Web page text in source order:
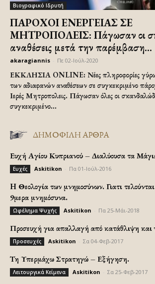
Βιογραφικό Ιδρυτή
ΠΑΡΟΧΟΙ ΕΝΕΡΓΕΙΑΣ ΣΕ
ΜΗΤΡΟΠΟΛΕΙΣ: Πάγωσαν οι
αναθέσεις μετά την παρέμβαση...
akaragiannis Πε 02-Ιούλ-2020
ΕΚΚΛΗΣΙΑ ONLINE: Νέες πληροφορίες
των αδιαφανών αναθέσεων σε συγκεκριμένο
Ιερές Μητροπολεις. Πάγωσαν όλες οι
συγκεκριμένο...
ΔΗΜΟΦΙΛΗ ΑΡΘΡΑ
Ευχή Αγίου Κυπριανού – Διαλύουσα τα
Ευχές Askitikon Πα 01-Ιούλ-2016
H Θεολογία των μνημοσύνων. Γιατι
9μερα μνημόσυνα.
Ωφέλημα Ψυχής Askitikon Πα 25-Μάι-2018
Προσευχή για απαλλαγή από κατάθλιψη και
Προσευχές Askitikon Σα 04-Φεβ-2017
Τη Υπερμάχω Στρατηγώ – Εξήγηση.
Λειτουργικά Κείμενα Askitikon Σα 25-Φεβ-2017